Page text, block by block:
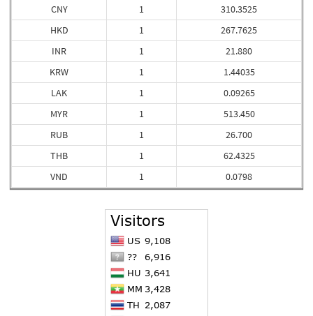
CNY
HKD
INR
KRW
LAK
MYR
RUB
THB
VND
1
1
1
1
1
1
1
1
1
310.3525
267.7625
21.880
1.44035
0.09265
513.450
26.700
62.4325
0.0798